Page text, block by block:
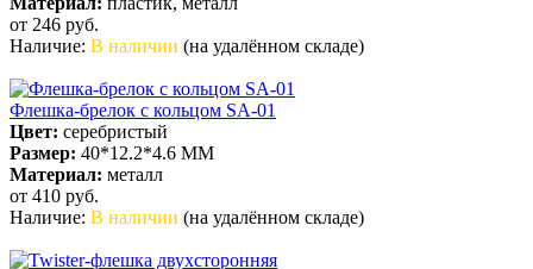
от 246 руб.
Наличие: В наличии (на удалённом складе)
Флешка-брелок с кольцом SA-01
Цвет: серебристый
Размер: 40*12.2*4.6 ММ
Материал: металл
от 410 руб.
Наличие: В наличии (на удалённом складе)